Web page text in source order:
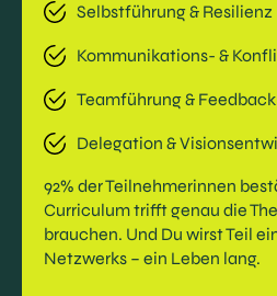
Selbstführung & Resilienz
Kommunikations- &
Teamführung & Feedback
Delegation &
92% der Teilnehmerinnen
Curriculum trifft genau die
brauchen. Und Du wirst Teil
Netzwerks – ein Leben lang.